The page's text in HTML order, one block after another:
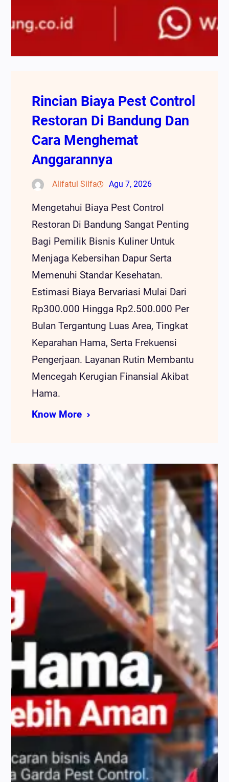
Rincian Biaya Pest Control
Restoran Di Bandung Dan
Cara Menghemat
Anggarannya
Alifatul Silfa Agu 7, 2026
Mengetahui Biaya Pest Control
Restoran Di Bandung Sangat Penting
Bagi Pemilik Bisnis Kuliner Untuk
Menjaga Kebersihan Dapur Serta
Memenuhi Standar Kesehatan.
Estimasi Biaya Bervariasi Mulai Dari
Rp300.000 Hingga Rp2.500.000 Per
Bulan Tergantung Luas Area, Tingkat
Keparahan Hama, Serta Frekuensi
Pengerjaan. Layanan Rutin Membantu
Mencegah Kerugian Finansial Akibat
Hama.
Know More